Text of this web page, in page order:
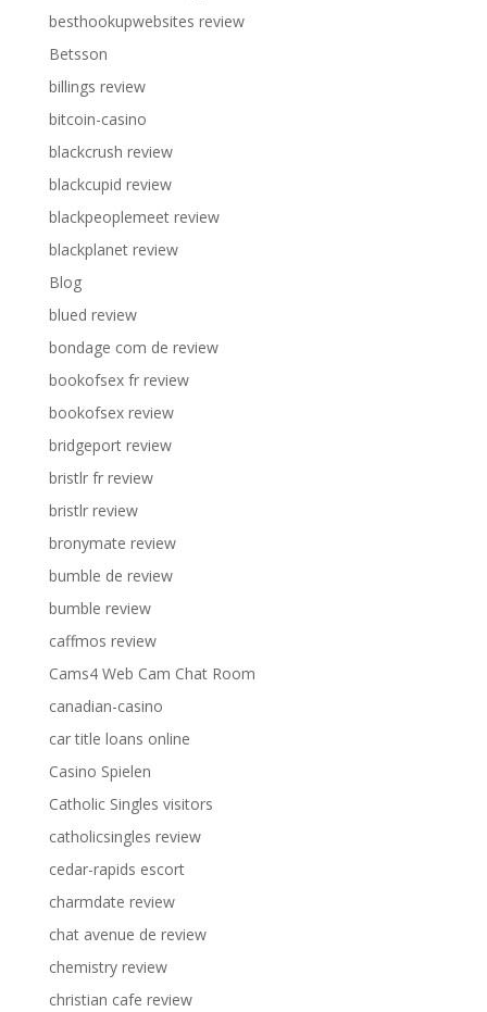
besthookupwebsites review
Betsson
billings review
bitcoin-casino
blackcrush review
blackcupid review
blackpeoplemeet review
blackplanet review
Blog
blued review
bondage com de review
bookofsex fr review
bookofsex review
bridgeport review
bristlr fr review
bristlr review
bronymate review
bumble de review
bumble review
caffmos review
Cams4 Web Cam Chat Room
canadian-casino
car title loans online
Casino Spielen
Catholic Singles visitors
catholicsingles review
cedar-rapids escort
charmdate review
chat avenue de review
chemistry review
christian cafe review